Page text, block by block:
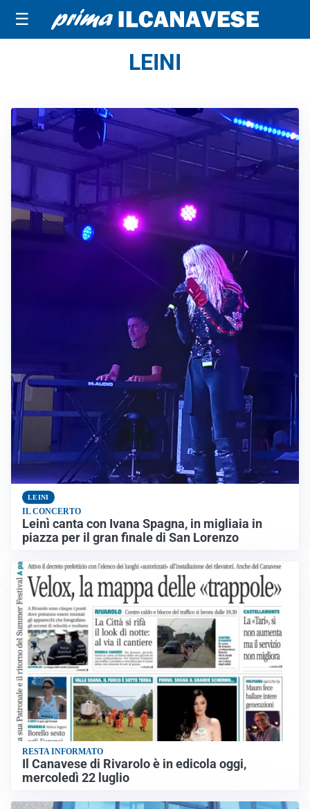
☰
LEINI
LEINI
IL CONCERTO
Leinì canta con Ivana Spagna, in migliaia in
piazza per il gran finale di San Lorenzo
RESTA INFORMATO
Il Canavese di Rivarolo è in edicola oggi,
mercoledì 22 luglio